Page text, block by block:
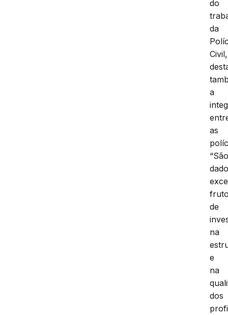
do
da
Civil,
a
as
de
na
e
na
dos